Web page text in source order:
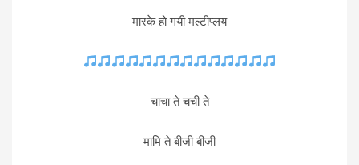
मारके हो गयी मल्टीप्लय
चाचा ते चची ते
मामि ते बीजी बीजी